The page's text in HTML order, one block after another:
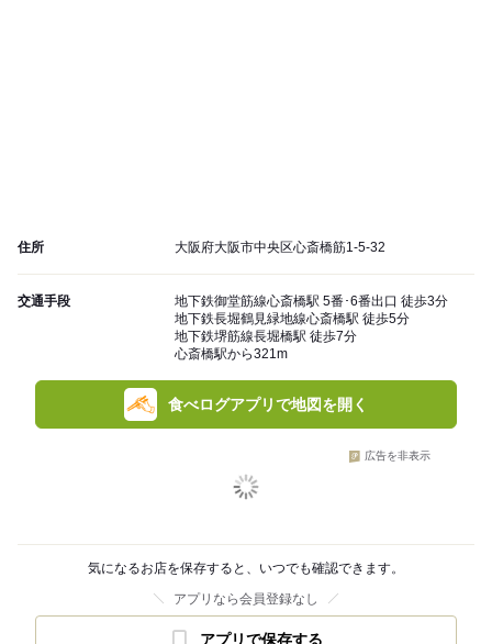
住所 大阪府大阪市中央区心斎橋筋1-5-32
交通手段
地下鉄御堂筋線心斎橋駅 5番･6番出口 徒歩3分
地下鉄長堀鶴見緑地線心斎橋駅 徒歩5分
地下鉄堺筋線長堀橋駅 徒歩7分
心斎橋駅から321m
食べログアプリで地図を開く
広告を非表示
気になるお店を保存すると、いつでも確認できます。
アプリなら会員登録なし
アプリで保存する